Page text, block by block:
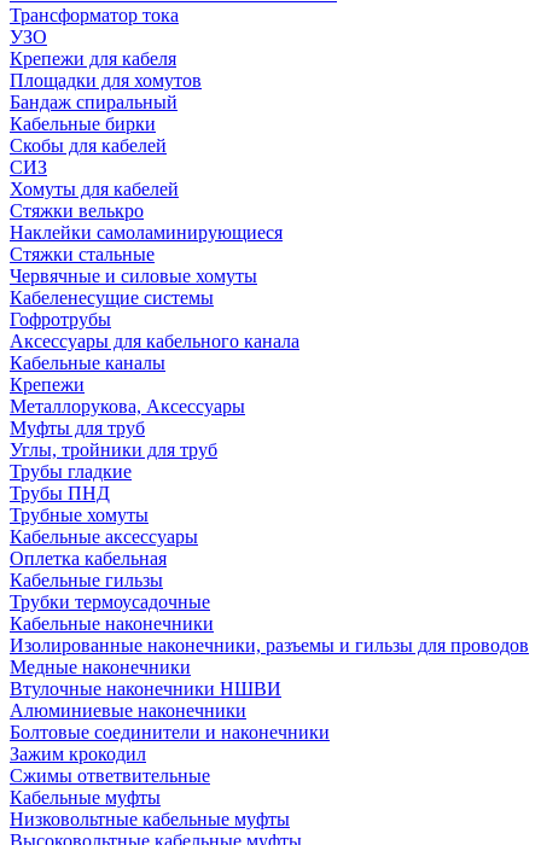
Трансформатор тока
УЗО
Крепежи для кабеля
Площадки для хомутов
Бандаж спиральный
Кабельные бирки
Cкобы для кабелей
СИЗ
Хомуты для кабелей
Стяжки велькро
Наклейки самоламинирующиеся
Стяжки стальные
Червячные и силовые хомуты
Кабеленесущие системы
Гофротрубы
Аксессуары для кабельного канала
Кабельные каналы
Крепежи
Металлорукова, Аксессуары
Муфты для труб
Углы, тройники для труб
Трубы гладкие
Трубы ПНД
Трубные хомуты
Кабельные аксессуары
Оплетка кабельная
Кабельные гильзы
Трубки термоусадочные
Кабельные наконечники
Изолированные наконечники, разъемы и гильзы для проводов
Медные наконечники
Втулочные наконечники НШВИ
Алюминиевые наконечники
Болтовые соединители и наконечники
Зажим крокодил
Сжимы ответвительные
Кабельные муфты
Низковольтные кабельные муфты
Высоковольтные кабельные муфты